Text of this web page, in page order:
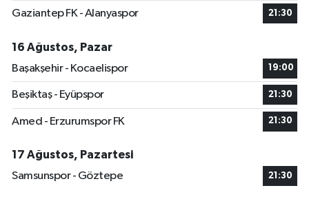
Gaziantep FK - Alanyaspor 21:30
16 Ağustos, Pazar
Başakşehir - Kocaelispor
19:00
Beşiktaş - Eyüpspor 21:30
Amed - Erzurumspor FK 21:30
17 Ağustos, Pazartesi
Samsunspor - Göztepe
21:30